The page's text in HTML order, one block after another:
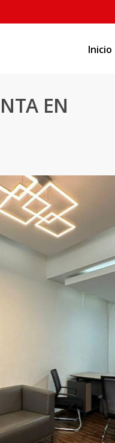
Inicio
EN